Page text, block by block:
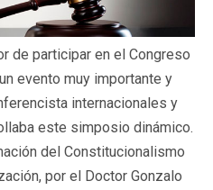
de participar en el Congreso
evento muy importante y
internacionales y
este simposio dinámico.
del Constitucionalismo
por el Doctor Gonzalo